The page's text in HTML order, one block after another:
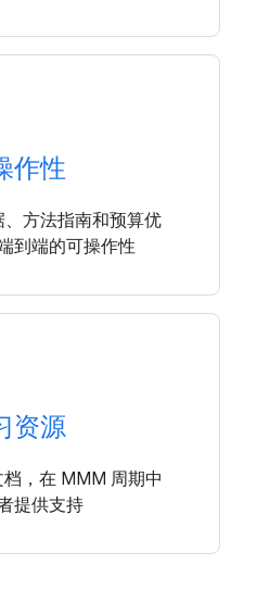
作性
方法指南和预算优
到端的可操作性
资源
，在 MMM 周期中
提供支持